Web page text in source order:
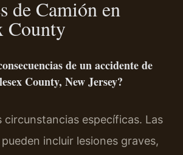
de Camión en
County
de un accidente de
County, New Jersey?
circunstancias específicas. Las
incluir lesiones graves,